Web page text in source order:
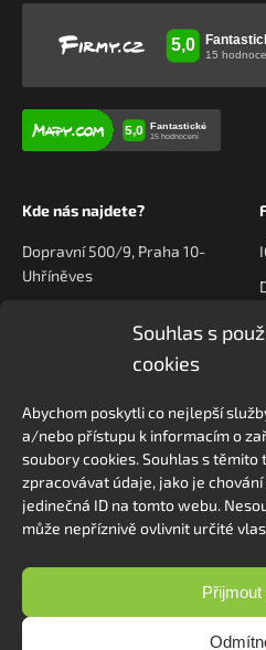
Souhlas s
cookies
Abychom poskytli co nejlepší
a/nebo přístupu k informacím o
soubory cookies. Souhlas s
zpracovávat údaje, jako je
jedinečná ID na tomto webu.
může nepříznivě ovlivnit určité
Kde nás najdete?
Dopravní 500/9, Praha 10-
Uhříněves
Kontaktujte nás
+420 778 222 800